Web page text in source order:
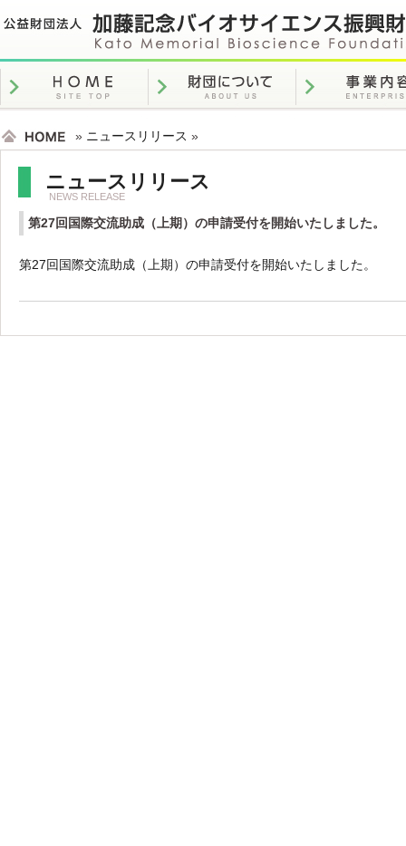
» ニュースリリース »
ニュースリリース
NEWS RELEASE
第27回国際交流助成（上期）の申請受付を開始いたしました。
第27回国際交流助成（上期）の申請受付を開始いたしました。